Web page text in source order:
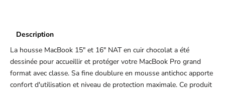
Description
La housse MacBook 15" et 16" NAT en cuir chocolat a été
dessinée pour accueillir et protéger votre MacBook Pro grand
format avec classe. Sa fine doublure en mousse antichoc apporte
confort d'utilisation et niveau de protection maximale. Ce produit